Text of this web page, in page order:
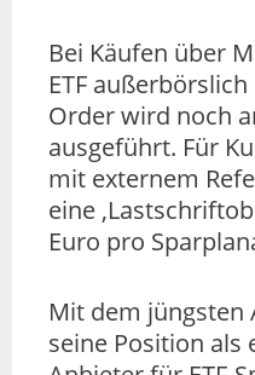
Bei Käufen über
ETF
Order wird noch
ausgeführt. Für
mit externem
eine
Euro pro
Mit dem jüngsten
seine Position als